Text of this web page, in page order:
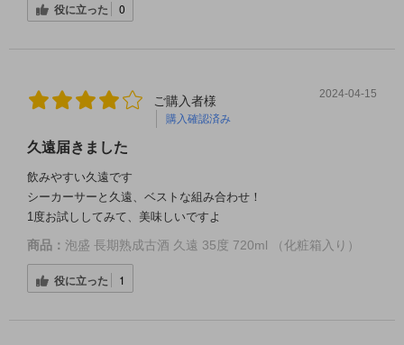
役に立った 0
ご購入者様
購入確認済み
2024-04-15
久遠届きました
飲みやすい久遠です
シーカーサーと久遠、ベストな組み合わせ！
1度お試ししてみて、美味しいですよ
商品： 泡盛 長期熟成古酒 久遠 35度 720ml （化粧箱入り）
役に立った 1